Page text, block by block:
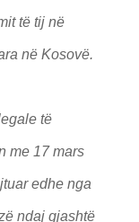
të tij në
në Kosovë.
të
me 17 mars
edhe nga
ndaj gjashtë